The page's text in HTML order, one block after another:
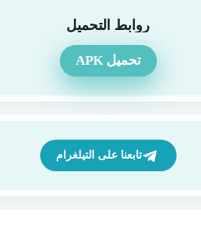
روابط التحميل
تحميل APK
تابعنا على التيلغرام